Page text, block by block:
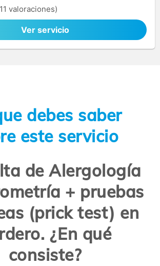
valoraciones)
Ver servicio
debes saber
este servicio
de Alergología
+ pruebas
(prick test) en
¿En qué
consiste?